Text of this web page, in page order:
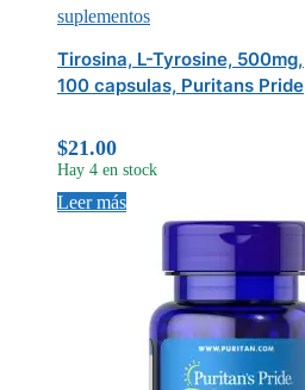
suplementos
Tirosina, L-Tyrosine, 500mg,
100 capsulas, Puritans Pride
$21.00
Hay 4 en stock
Leer más